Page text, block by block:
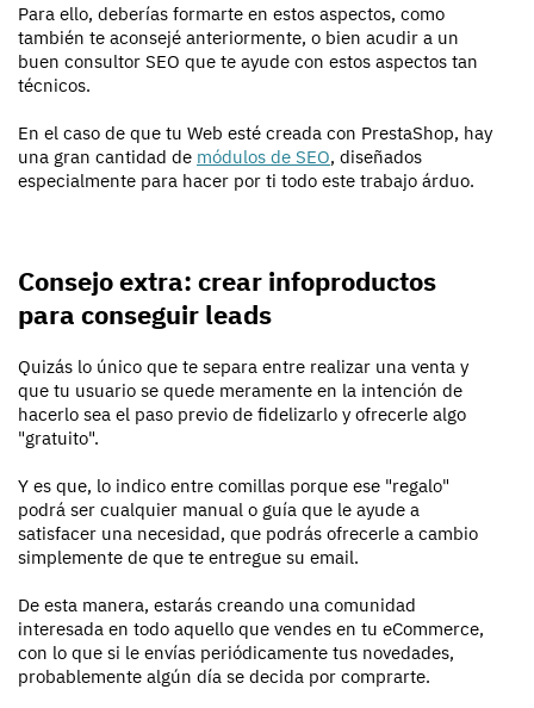
Para ello, deberías formarte en estos aspectos, como
también te aconsejé anteriormente, o bien acudir a un
buen consultor SEO que te ayude con estos aspectos tan
técnicos.
En el caso de que tu Web esté creada con PrestaShop, hay
una gran cantidad de módulos de SEO, diseñados
especialmente para hacer por ti todo este trabajo árduo.
Consejo extra: crear infoproductos
para conseguir leads
Quizás lo único que te separa entre realizar una venta y
que tu usuario se quede meramente en la intención de
hacerlo sea el paso previo de fidelizarlo y ofrecerle algo
"gratuito".
Y es que, lo indico entre comillas porque ese "regalo"
podrá ser cualquier manual o guía que le ayude a
satisfacer una necesidad, que podrás ofrecerle a cambio
simplemente de que te entregue su email.
De esta manera, estarás creando una comunidad
interesada en todo aquello que vendes en tu eCommerce,
con lo que si le envías periódicamente tus novedades,
probablemente algún día se decida por comprarte.